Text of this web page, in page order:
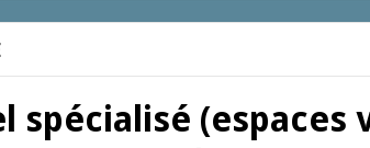
spécialisé (espaces